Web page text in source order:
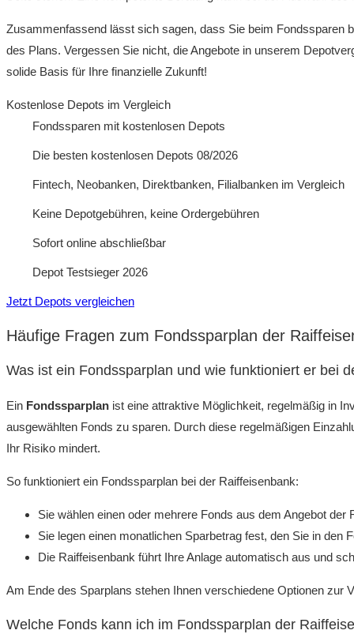
Zusammenfassend lässt sich sagen, dass Sie beim Fondssparen
des Plans. Vergessen Sie nicht, die Angebote in unserem
solide Basis für Ihre finanzielle Zukunft!
Kostenlose Depots im Vergleich
Fondssparen mit kostenlosen Depots
Die besten kostenlosen Depots 08/2026
Fintech, Neobanken, Direktbanken, Filialbanken im Vergleich
Keine Depotgebühren, keine Ordergebühren
Sofort online abschließbar
Depot Testsieger 2026
Jetzt Depots vergleichen
Häufige Fragen zum Fondssparplan der
Was ist ein Fondssparplan und wie funktioniert er bei
Ein Fondssparplan ist eine attraktive Möglichkeit, regelmäßig in
ausgewählten Fonds zu sparen. Durch diese regelmäßigen
Ihr Risiko mindert.
So funktioniert ein Fondssparplan bei der Raiffeisenbank:
Sie wählen einen oder mehrere Fonds aus dem Angebot der
Sie legen einen monatlichen Sparbetrag fest, den Sie in den
Die Raiffeisenbank führt Ihre Anlage automatisch aus und
Am Ende des Sparplans stehen Ihnen verschiedene Optionen zur
Welche Fonds kann ich im Fondssparplan der